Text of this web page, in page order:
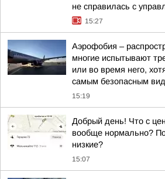
не справилась с
15:27
Аэрофобия –
многие испытывают
или во время него,
самым безопасным
15:19
Добрый день! Что с
вообще нормально?
низкие?
15:07